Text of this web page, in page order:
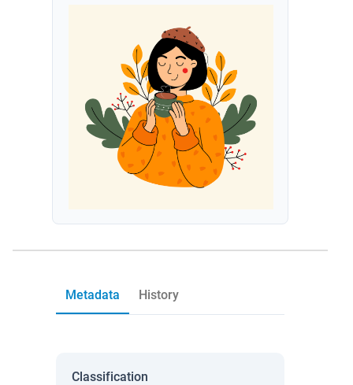
Metadata History
Classification